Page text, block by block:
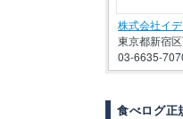
株式会社イ
東京都新宿
03-6635-
食べログ正